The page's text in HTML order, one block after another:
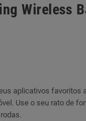
Wireless
aplicativos favoritos
Use o seu rato de